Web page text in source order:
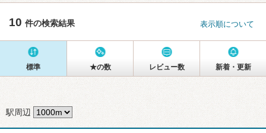
10 件の検索結果 表示順について
標準 ★の数 レビュー数 新着・更新
駅周辺